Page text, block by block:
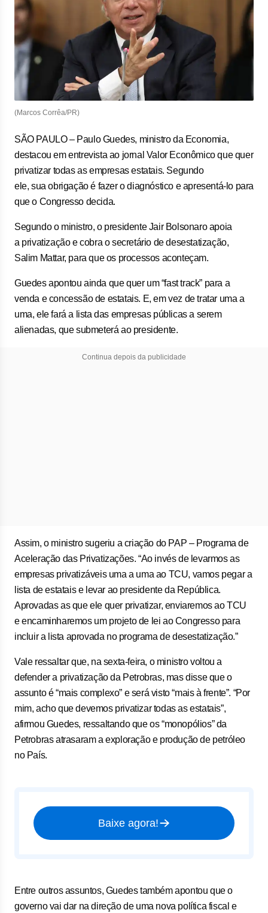
(Marcos Corrêa/PR)
SÃO PAULO – Paulo Guedes, ministro da Economia,
destacou em entrevista ao jornal Valor Econômico que quer
privatizar todas as empresas estatais. Segundo
ele, sua obrigação é fazer o diagnóstico e apresentá-lo para
que o Congresso decida.
Segundo o ministro, o presidente Jair Bolsonaro apoia
a privatização e cobra o secretário de desestatização,
Salim Mattar, para que os processos aconteçam.
Guedes apontou ainda que quer um “fast track” para a
venda e concessão de estatais. E, em vez de tratar uma a
uma, ele fará a lista das empresas públicas a serem
alienadas, que submeterá ao presidente.
Continua depois da publicidade
Assim, o ministro sugeriu a criação do PAP – Programa de
Aceleração das Privatizações. “Ao invés de levarmos as
empresas privatizáveis uma a uma ao TCU, vamos pegar a
lista de estatais e levar ao presidente da República.
Aprovadas as que ele quer privatizar, enviaremos ao TCU
e encaminharemos um projeto de lei ao Congresso para
incluir a lista aprovada no programa de desestatização.”
Vale ressaltar que, na sexta-feira, o ministro voltou a
defender a privatização da Petrobras, mas disse que o
assunto é “mais complexo” e será visto “mais à frente”. “Por
mim, acho que devemos privatizar todas as estatais”,
afirmou Guedes, ressaltando que os “monopólios” da
Petrobras atrasaram a exploração e produção de petróleo
no País.
Baixe agora!
Entre outros assuntos, Guedes também apontou que o
governo vai dar na direção de uma nova política fiscal e